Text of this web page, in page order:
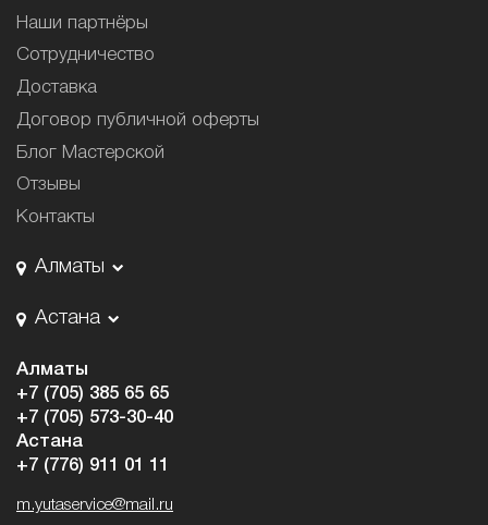
Наши партнёры
Сотрудничество
Доставка
Договор публичной оферты
Блог Мастерской
Отзывы
Контакты
Алматы
Астана
Алматы
+7 (705) 385 65 65
+7 (705) 573-30-40
Астана
+7 (776) 911 01 11
m.yutaservice@mail.ru